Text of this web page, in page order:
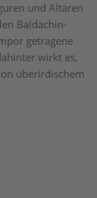
und Altären
Baldachin-
getragene
wirkt es,
überirdischem